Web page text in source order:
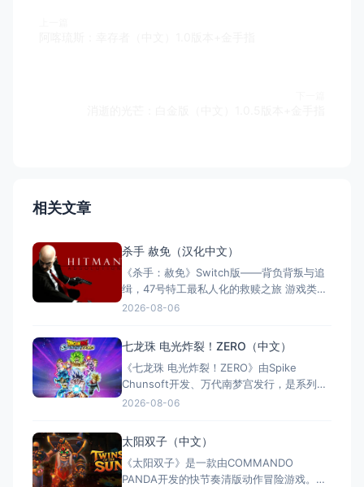
相关文章
杀手 赦免（汉化中文）
《杀手：赦免》Switch版——背负背叛与追
缉，47号特工最私人化的救赎之旅 游戏类
型：动作冒险类（第三人称潜行暗杀 × 动作
称：杀手：赦免（官方繁体中文定名） 美国
名称：Hitman: Absoluti
2026-08-06
七龙珠 电光炸裂！ZERO（中文）
《七龙珠 电光炸裂！ZERO》由Spike
Chunsoft开发、万代南梦宫发行，是系列暌
违17年的正统续作。Switch及Switch 2双平
的高速3D格斗为核心，支持体感操控与全区
中文，融合故事、竞技与创作多种模式。
2026-08-06
太阳双子（中文）
《太阳双子》是一款由COMMANDO
PANDA开发的快节奏清版动作冒险游戏。双